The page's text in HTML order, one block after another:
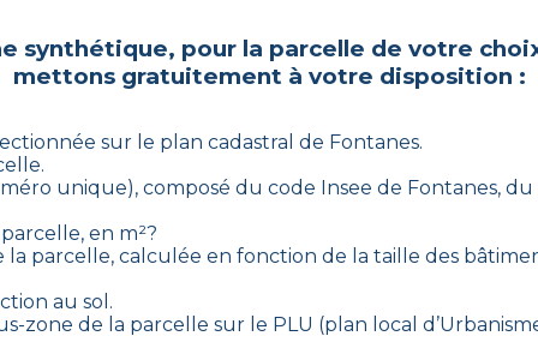
synthétique, pour la parcelle de votre
mettons gratuitement à votre disposition :
sur le plan cadastral de Fontanes.
unique), composé du code Insee de Fontanes, du
en m²?
parcelle, calculée en fonction de la taille des
au sol.
zone de la parcelle sur le PLU (plan local